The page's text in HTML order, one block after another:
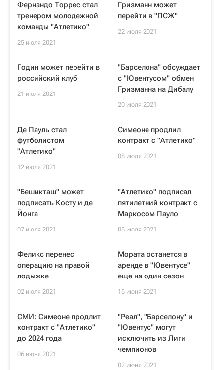
Фернандо Торрес стал
тренером молодежной
команды "Атлетико"
25 июля 2021
Гризманн может
перейти в "ПСЖ"
22 июля 2021
Годин может перейти в
российский клуб
21 июля 2021
"Барселона" обсуждает
с "Ювентусом" обмен
Гризманна на Дибалу
20 июля 2021
Де Пауль стал
футболистом
"Атлетико"
12 июля 2021
Симеоне продлил
контракт с "Атлетико"
08 июля 2021
"Бешикташ" может
подписать Косту и де
Йонга
07 июля 2021
"Атлетико" подписал
пятилетний контракт с
Маркосом Пауло
05 июля 2021
Феликс перенес
операцию на правой
лодыжке
02 июля 2021
Мората останется в
аренде в "Ювентусе"
еще на один сезон
15 июня 2021
СМИ: Симеоне продлит
контракт с "Атлетико"
до 2024 года
06 июня 2021
"Реал", "Барселону" и
"Ювентус" могут
исключить из Лиги
чемпионов
02 июня 2021